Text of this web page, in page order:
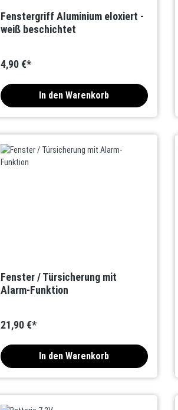
Fenstergriff Aluminium eloxiert -
weiß beschichtet
4,90 €*
In den Warenkorb
Fenster / Türsicherung mit
Alarm-Funktion
21,90 €*
In den Warenkorb